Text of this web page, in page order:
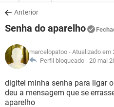
OUTLOOK
INSTAGRAM
GUIA DE COMPRAS
JOGOS
INSTAGRAM
GUIA DE COMPRAS
DOWNLOADS
JOGOS
CELULAR
OUTLOOK
INSTAGRAM
GUIA DE COMPRAS
JOGOS
CELULAR
OUTLOOK
INSTAGRAM
GLOSSÁRIO
JOGOS
CELULAR
Anterior
Senha do aparelho
marcelopatoo - Atualizado em
Perfil bloqueado - 20 mai
digitei minha senha para ligar
deu a mensagem que se
aparelho